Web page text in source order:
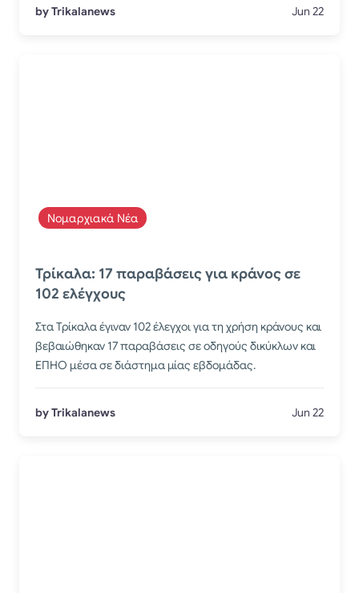
by Trikalanews Jun 22
Νομαρχιακά Νέα
Τρίκαλα: 17 παραβάσεις για κράνος σε
102 ελέγχους
Στα Τρίκαλα έγιναν 102 έλεγχοι για τη χρήση κράνους και
βεβαιώθηκαν 17 παραβάσεις σε οδηγούς δικύκλων και
ΕΠΗΟ μέσα σε διάστημα μίας εβδομάδας.
by Trikalanews Jun 22